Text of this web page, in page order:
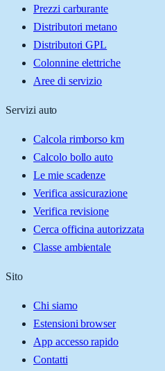
Prezzi carburante
Distributori metano
Distributori GPL
Colonnine elettriche
Aree di servizio
Servizi auto
Calcola rimborso km
Calcolo bollo auto
Le mie scadenze
Verifica assicurazione
Verifica revisione
Cerca officina autorizzata
Classe ambientale
Sito
Chi siamo
Estensioni browser
App accesso rapido
Contatti